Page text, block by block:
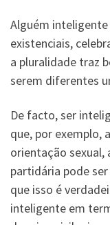
Alguém
existenciais,
a pluralidade traz
serem diferentes
De facto, ser
que, por exemplo,
orientação
partidária pode
que isso é
inteligente em